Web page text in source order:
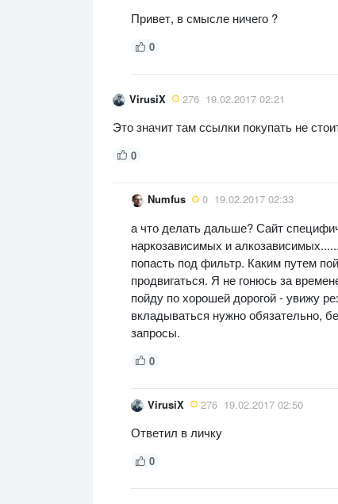
Привет, в смысле ничего ?
0
VirusiX 276 19.02.2017 02:21
Это значит там ссылки покупать не
0
Numfus 0 19.02.2017 02:33
а что делать дальше? Сайт
наркозависимых и
попасть под фильтр. Каким путем
продвигаться. Я не гонюсь за
пойду по хорошей дорогой - увижу
вкладываться нужно обязательно,
запросы.
0
VirusiX 276 19.02.2017 02:50
Ответил в личку
0